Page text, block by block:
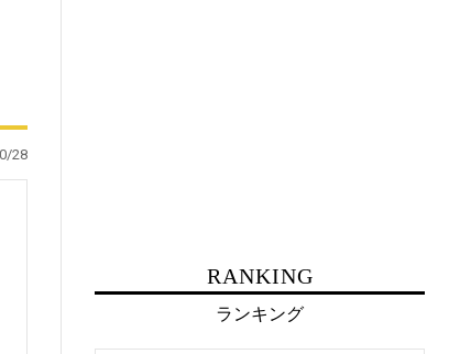
28
RANKING
ランキング